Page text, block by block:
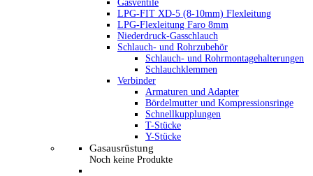
Gasventile
LPG-FIT XD-5 (8-10mm) Flexleitung
LPG-Flexleitung Faro 8mm
Niederdruck-Gasschlauch
Schlauch- und Rohrzubehör
Schlauch- und Rohrmontagehalterungen
Schlauchklemmen
Verbinder
Armaturen und Adapter
Bördelmutter und Kompressionsringe
Schnellkupplungen
T-Stücke
Y-Stücke
Gasausrüstung
Noch keine Produkte